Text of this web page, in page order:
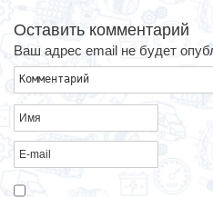
Оставить комментарий
Ваш адрес email не будет